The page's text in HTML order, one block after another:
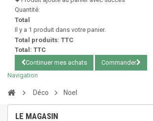
Quantité:
Total
Il y a 1 produit dans votre panier.
Total produits: TTC
Total: TTC
Continuer mes achats
Commander
Navigation
Déco Noel
LE MAGASIN